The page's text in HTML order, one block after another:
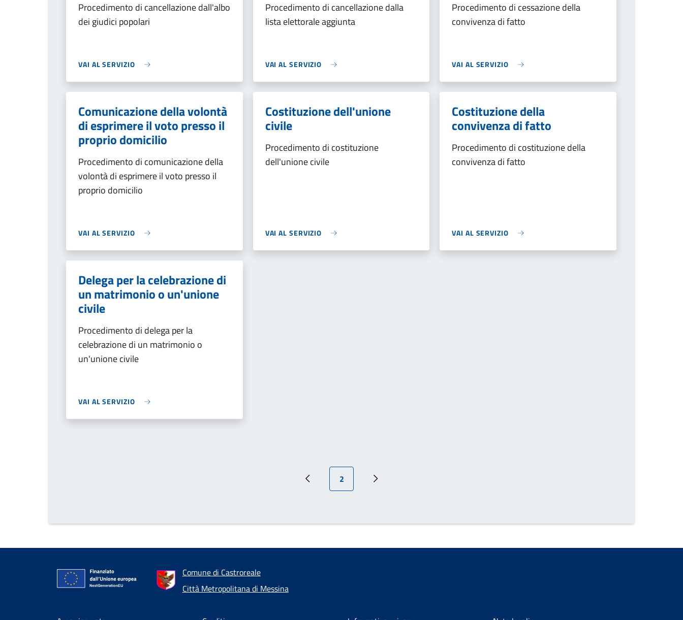
Procedimento di cancellazione dall'albo
dei giudici popolari
VAI AL SERVIZIO
Procedimento di cancellazione dalla
lista elettorale aggiunta
VAI AL SERVIZIO
Procedimento di cessazione della
convivenza di fatto
VAI AL SERVIZIO
Comunicazione della volontà
di esprimere il voto presso il
proprio domicilio
Procedimento di comunicazione della
volontà di esprimere il voto presso il
proprio domicilio
VAI AL SERVIZIO
Costituzione dell'unione
civile
Procedimento di costituzione
dell'unione civile
VAI AL SERVIZIO
Costituzione della
convivenza di fatto
Procedimento di costituzione della
convivenza di fatto
VAI AL SERVIZIO
Delega per la celebrazione di
un matrimonio o un'unione
civile
Procedimento di delega per la
celebrazione di un matrimonio o
un'unione civile
VAI AL SERVIZIO
Pagina precedente
Pagina attuale
2
Pagina successiva
Comune di Castroreale
Città Metropolitana di Messina